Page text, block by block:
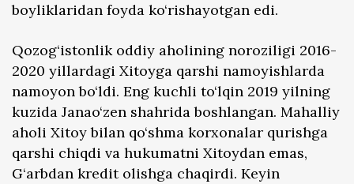
boyliklaridan foyda ko‘rishayotgan edi.
Qozog‘istonlik oddiy aholining noroziligi 2016-
2020 yillardagi Xitoyga qarshi namoyishlarda
namoyon bo‘ldi. Eng kuchli to‘lqin 2019 yilning
kuzida Janao‘zen shahrida boshlangan. Mahalliy
aholi Xitoy bilan qo‘shma korxonalar qurishga
qarshi chiqdi va hukumatni Xitoydan emas,
G‘arbdan kredit olishga chaqirdi. Keyin